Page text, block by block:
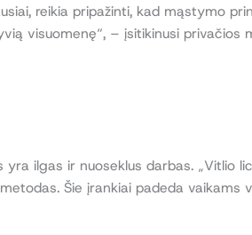
reikia pripažinti, kad mąstymo
visuomenę“, – įsitikinusi privačios
ilgas ir nuoseklus darbas.
Šie įrankiai padeda